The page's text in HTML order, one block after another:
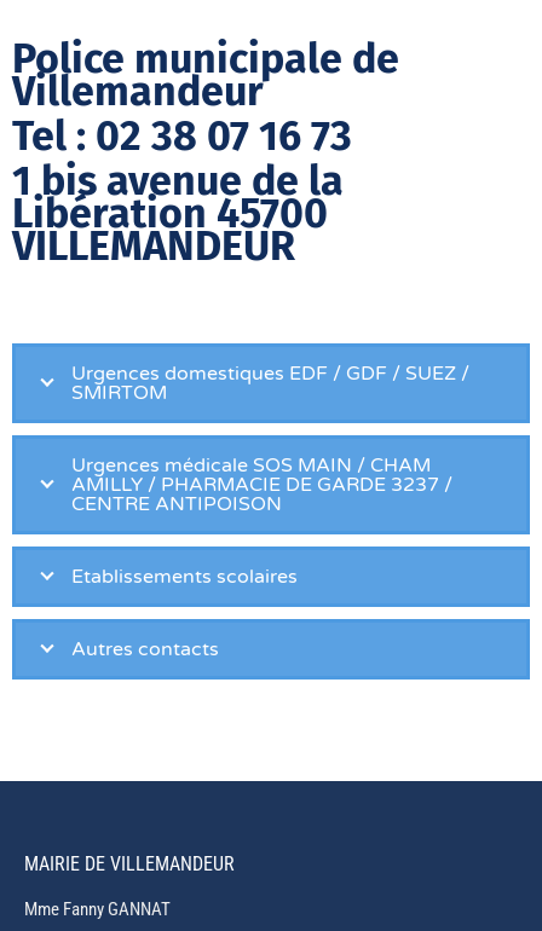
Police municipale de
Villemandeur
Tel : 02 38 07 16 73
1 bis avenue de la
Libération 45700
VILLEMANDEUR
Urgences domestiques EDF / GDF / SUEZ /
SMIRTOM
Urgences médicale SOS MAIN / CHAM
AMILLY / PHARMACIE DE GARDE 3237 /
CENTRE ANTIPOISON
Etablissements scolaires
Autres contacts
MAIRIE DE VILLEMANDEUR
Mme Fanny GANNAT